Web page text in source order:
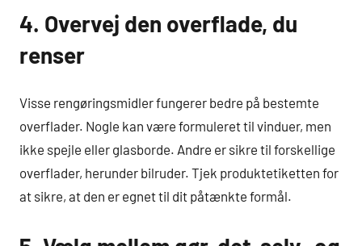
4. Overvej den overflade, du
renser
Visse rengøringsmidler fungerer bedre på bestemte
overflader. Nogle kan være formuleret til vinduer, men
ikke spejle eller glasborde. Andre er sikre til forskellige
overflader, herunder bilruder. Tjek produktetiketten for
at sikre, at den er egnet til dit påtænkte formål.